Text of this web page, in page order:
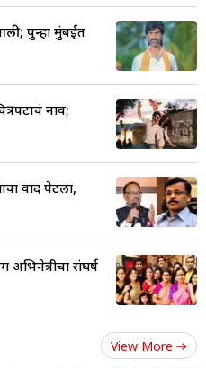
पुन्हा मुंबईत
नाव;
वाद पेटला,
अभिनेत्रीचा संघर्ष
View More